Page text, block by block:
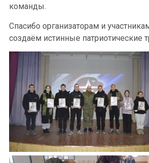
команды.
Спасибо организаторам и
создаём истинные патриотические